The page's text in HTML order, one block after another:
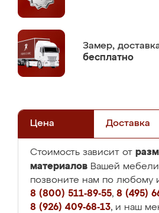
Замер,
бесплатно
Цена Доставка
Стоимость зависит от
материалов Вашей
позвоните нам по любому
8 (800) 511-89-55, 8 (495)
8 (926) 409-68-13, и наш